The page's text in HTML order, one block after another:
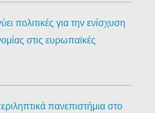
πολιτικές για την ενίσχυση
στις ευρωπαϊκές
πανεπιστήμια στο